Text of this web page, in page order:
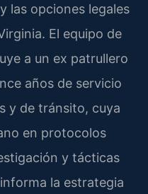
las opciones legales
El equipo de
a un ex patrullero
años de servicio
y de tránsito, cuya
en protocolos
y tácticas
la estrategia